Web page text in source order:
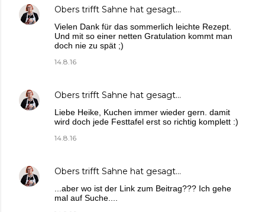
Obers trifft Sahne hat gesagt…
Vielen Dank für das sommerlich leichte Rezept.
Und mit so einer netten Gratulation kommt man
doch nie zu spät ;)
14.8.16
Obers trifft Sahne hat gesagt…
Liebe Heike, Kuchen immer wieder gern. damit
wird doch jede Festtafel erst so richtig komplett :)
14.8.16
Obers trifft Sahne hat gesagt…
...aber wo ist der Link zum Beitrag??? Ich gehe
mal auf Suche....